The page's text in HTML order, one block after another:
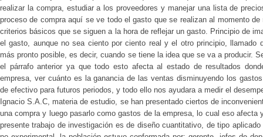
realizar la compra, estudiar a los proveedores y manejar una lista de
proceso de compra aquí se ve todo el gasto que se realizan al momento
criterios básicos que se siguen a la hora de reflejar un gasto. Principio de
el gasto, aunque no sea ciento por ciento real y el otro principio, llamado
más pronto posible, es decir, cuando se tiene la idea que se va a producir.
el párrafo anterior ya que todo esto afecta al estado de resultados
empresa, ver cuánto es la ganancia de las ventas disminuyendo los
de efectivo para futuros periodos, y todo ello nos ayudara a medir el
Ignacio S.A.C, materia de estudio, se han presentado ciertos de
una compra y luego pasarlo como gastos de la empresa, lo cual eso
presente trabajo de investigación es de diseño cuantitativo, de tipo